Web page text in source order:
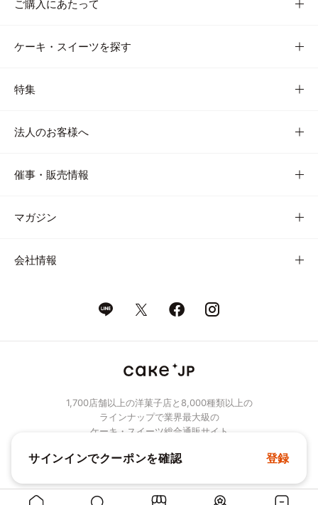
ご購入にあたって
ケーキ・スイーツを探す
特集
法人のお客様へ
催事・販売情報
マガジン
会社情報
1,700店舗以上の洋菓子店と8,000種類以上の
ラインナップで業界最大級の
ケーキ・スイーツ総合通販サイト
© Cake.jp Co., Ltd.
サインインでクーポンを確認 登録